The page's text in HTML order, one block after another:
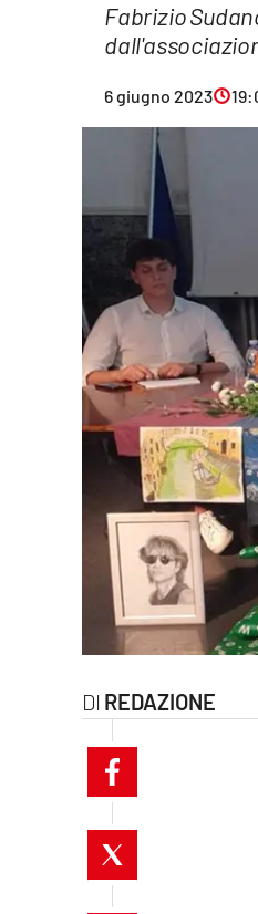
Lac Network
ilvibonese.it
catanzarochannel.it
Fabrizio
6 giugno 2023
REDAZIONE